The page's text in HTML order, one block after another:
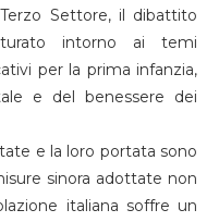
Settore, il dibattito
intorno ai temi
per la prima infanzia,
e del benessere dei
e la loro portata sono
sinora adottate non
italiana soffre un